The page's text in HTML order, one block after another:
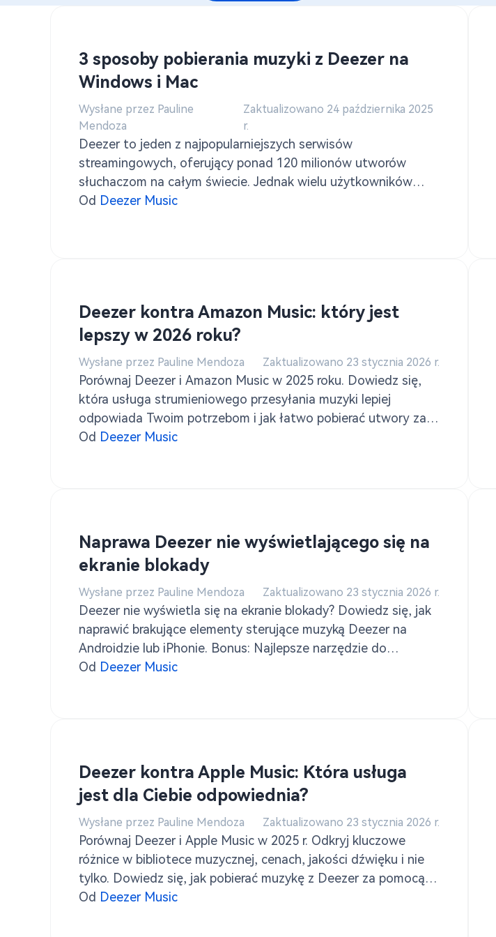
Pobierz muzykę Pandora do MP3
3 sposoby pobierania muzyki z Deezer na
Windows i Mac
Wysłane przez Pauline
Mendoza
Zaktualizowano 24 października 2025
r.
Deezer to jeden z najpopularniejszych serwisów
streamingowych, oferujący ponad 120 milionów utworów
słuchaczom na całym świecie. Jednak wielu użytkowników
chce pobrać utwory z Deezer na swoje komputery z systemem
Od Deezer Music
Deezer kontra Amazon Music: który jest
lepszy w 2026 roku?
Wysłane przez Pauline Mendoza Zaktualizowano 23 stycznia 2026 r.
Porównaj Deezer i Amazon Music w 2025 roku. Dowiedz się,
która usługa strumieniowego przesyłania muzyki lepiej
odpowiada Twoim potrzebom i jak łatwo pobierać utwory za
pomocą TuneSolo Konwerter muzyki Deezer.
Od Deezer Music
Naprawa Deezer nie wyświetlającego się na
ekranie blokady
Wysłane przez Pauline Mendoza Zaktualizowano 23 stycznia 2026 r.
Deezer nie wyświetla się na ekranie blokady? Dowiedz się, jak
naprawić brakujące elementy sterujące muzyką Deezer na
Androidzie lub iPhonie. Bonus: Najlepsze narzędzie do
pobierania muzyki Deezer offline w 2025 r.
Od Deezer Music
Deezer kontra Apple Music: Która usługa
jest dla Ciebie odpowiednia?
Wysłane przez Pauline Mendoza Zaktualizowano 23 stycznia 2026 r.
Porównaj Deezer i Apple Music w 2025 r. Odkryj kluczowe
różnice w bibliotece muzycznej, cenach, jakości dźwięku i nie
tylko. Dowiedz się, jak pobierać muzykę z Deezer za pomocą
TuneSolo Konwerter muzyki Deezer.
Od Deezer Music